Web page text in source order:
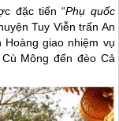
đặc tiến “Phụ quốc
Tuy Viễn trấn An
Hoàng giao nhiệm vụ
Mông đến đèo Cả